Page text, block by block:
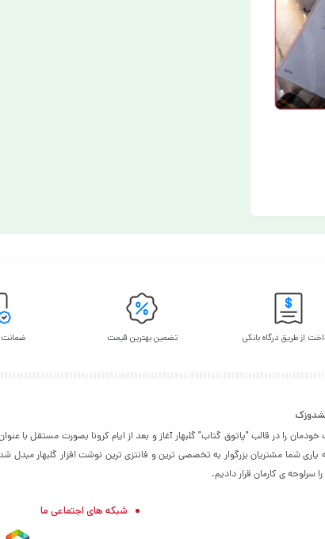
از طریق درگاه بانکی تضمین بهترین قیمت
۱۳۹۵ فعالیت خودمان را در قالب "پاتوق گتاب" گلبهار آغاز و بعد از ایام کرونا بصورت مستقل
یاری شما مشتریان بزرگوار به تخصصی ترین و فانتزی ترین نوشت افزار گلبهار مبدل
سرلوحه ی کارمان قرار دادیم.
شبکه های اجتماعی ما